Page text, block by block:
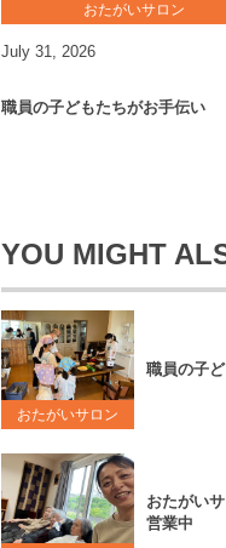
おたがいサロン
July 31 2026
職員の子どもたちがお手伝い
YOU MIGHT
おたがいサロン
職員の子
おたがい
営業中